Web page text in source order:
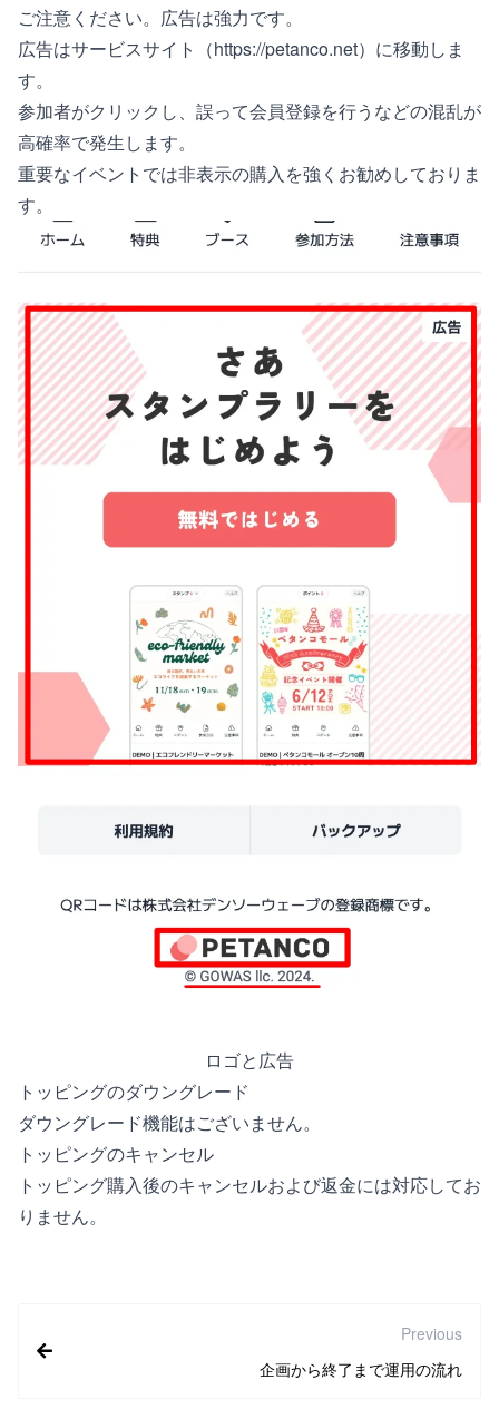
ご注意ください。広告は強力です。
広告はサービスサイト（https://petanco.net）に移動しま
す。
参加者がクリックし、誤って会員登録を行うなどの混乱が
高確率で発生します。
重要なイベントでは非表示の購入を強くお勧めしておりま
す。
ロゴと広告
トッピングのダウングレード
ダウングレード機能はございません。
トッピングのキャンセル
トッピング購入後のキャンセルおよび返金には対応してお
りません。
Previous
企画から終了まで運用の流れ